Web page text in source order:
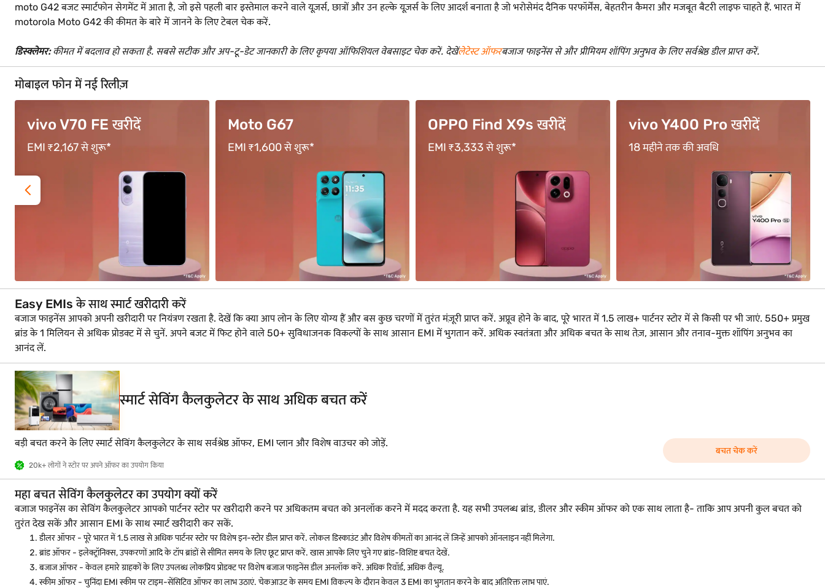
moto G42 बजट स्मार्टफोन सेगमेंट में आता है, जो इसे पहली बार इस्तेमाल करने वाले यूज़र्स, छात्रों और उन हल्के यूज़र्स के लिए आदर्श बनाता है जो भरोसेमंद दैनिक परफॉर्मेंस, बेहतरीन कैमरा और मजबूत बैटरी लाइफ चाहते हैं. भारत में
motorola Moto G42 की कीमत के बारे में जानने के लिए टेबल चेक करें.
डिस्क्लेमर:कीमत में बदलाव हो सकता है. सबसे सटीक और अप-टू-डेट जानकारी के लिए कृपया ऑफिशियल वेबसाइट चेक करें. देखेंलेटेस्ट ऑफरबजाज फाइनेंस से और प्रीमियम शॉपिंग अनुभव के लिए सर्वश्रेष्ठ डील प्राप्त करें.
मोबाइल फोन में नई रिलीज़
Moto G67
EMI ₹1,600 से शुरू*
OPPO Find X9s खरीदें
EMI ₹3,333 से शुरू*
vivo Y400 Pro खरीदें
18 महीने तक की अवधि
BFL500 कोड का उपयोग ...
₹500 का सीधा कैशबैक पाएं*
Easy EMIs के साथ स्मार्ट खरीदारी करें
बजाज फाइनेंस आपको अपनी खरीदारी पर नियंत्रण रखता है. देखें कि क्या आप लोन के लिए योग्य हैं और बस कुछ चरणों में तुरंत मंज़ूरी प्राप्त करें. अप्रूव होने के बाद, पूरे भारत में 1.5 लाख+ पार्टनर स्टोर में से किसी पर भी जाएं. 550+ प्रमुख
ब्रांड के 1 मिलियन से अधिक प्रोडक्ट में से चुनें. अपने बजट में फिट होने वाले 50+ सुविधाजनक विकल्पों के साथ आसान EMI में भुगतान करें. अधिक स्वतंत्रता और अधिक बचत के साथ तेज़, आसान और तनाव-मुक्त शॉपिंग अनुभव का
आनंद लें.
स्मार्ट सेविंग कैलकुलेटर के साथ अधिक बचत करें
बड़ी बचत करने के लिए स्मार्ट सेविंग कैलकुलेटर के साथ सर्वश्रेष्ठ ऑफर, EMI प्लान और विशेष वाउचर को जोड़ें.
20k+ लोगों ने स्टोर पर अपने ऑफर का उपयोग किया
बचत चेक करें
महा बचत सेविंग कैलकुलेटर का उपयोग क्यों करें
बजाज फाइनेंस का सेविंग कैलकुलेटर आपको पार्टनर स्टोर पर खरीदारी करने पर अधिकतम बचत को अनलॉक करने में मदद करता है. यह सभी उपलब्ध ब्रांड, डीलर और स्कीम ऑफर को एक साथ लाता है- ताकि आप अपनी कुल बचत को
तुरंत देख सकें और आसान EMI के साथ स्मार्ट खरीदारी कर सकें.
डीलर ऑफर - पूरे भारत में 1.5 लाख से अधिक पार्टनर स्टोर पर विशेष इन-स्टोर डील प्राप्त करें. लोकल डिस्काउंट और विशेष कीमतों का आनंद लें जिन्हें आपको ऑनलाइन नहीं मिलेगा.
ब्रांड ऑफर - इलेक्ट्रॉनिक्स, उपकरणों आदि के टॉप ब्रांडों से सीमित समय के लिए छूट प्राप्त करें. खास आपके लिए चुने गए ब्रांड-विशिष्ट बचत देखें.
बजाज ऑफर - केवल हमारे ग्राहकों के लिए उपलब्ध लोकप्रिय प्रोडक्ट पर विशेष बजाज फाइनेंस डील अनलॉक करें. अधिक रिवॉर्ड, अधिक वैल्यू.
स्कीम ऑफर - चुनिंदा EMI स्कीम पर टाइम-सेंसिटिव ऑफर का लाभ उठाएं. चेकआउट के समय EMI विकल्प के दौरान केवल 3 EMI का भुगतान करने के बाद अतिरिक्त लाभ पाएं.